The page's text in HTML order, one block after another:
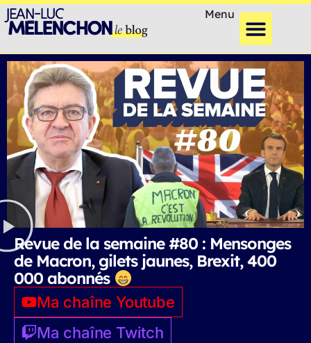
Menu
Revue de la semaine #80 : Mensonges
de Macron, gilets jaunes, Brexit, 400
000 abonnés
Ma chaîne Youtube
Ma chaîne Twitch